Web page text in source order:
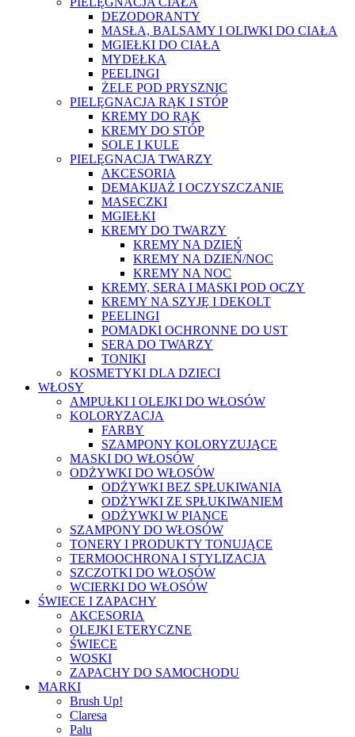
DEZODORANTY
MASŁA, BALSAMY I OLIWKI DO CIAŁA
MGIEŁKI DO CIAŁA
MYDEŁKA
PEELINGI
ŻELE POD PRYSZNIC
PIELĘGNACJA RĄK I STÓP
KREMY DO RĄK
KREMY DO STÓP
SOLE I KULE
PIELĘGNACJA TWARZY
AKCESORIA
DEMAKIJAŻ I OCZYSZCZANIE
MASECZKI
MGIEŁKI
KREMY DO TWARZY
KREMY NA DZIEŃ
KREMY NA DZIEŃ/NOC
KREMY NA NOC
KREMY, SERA I MASKI POD OCZY
KREMY NA SZYJĘ I DEKOLT
PEELINGI
POMADKI OCHRONNE DO UST
SERA DO TWARZY
TONIKI
KOSMETYKI DLA DZIECI
WŁOSY
AMPUŁKI I OLEJKI DO WŁOSÓW
KOLORYZACJA
FARBY
SZAMPONY KOLORYZUJĄCE
MASKI DO WŁOSÓW
ODŻYWKI DO WŁOSÓW
ODŻYWKI BEZ SPŁUKIWANIA
ODŻYWKI ZE SPŁUKIWANIEM
ODŻYWKI W PIANCE
SZAMPONY DO WŁOSÓW
TONERY I PRODUKTY TONUJĄCE
TERMOOCHRONA I STYLIZACJA
SZCZOTKI DO WŁOSÓW
WCIERKI DO WŁOSÓW
ŚWIECE I ZAPACHY
AKCESORIA
OLEJKI ETERYCZNE
ŚWIECE
WOSKI
ZAPACHY DO SAMOCHODU
MARKI
Brush Up!
Claresa
Palu